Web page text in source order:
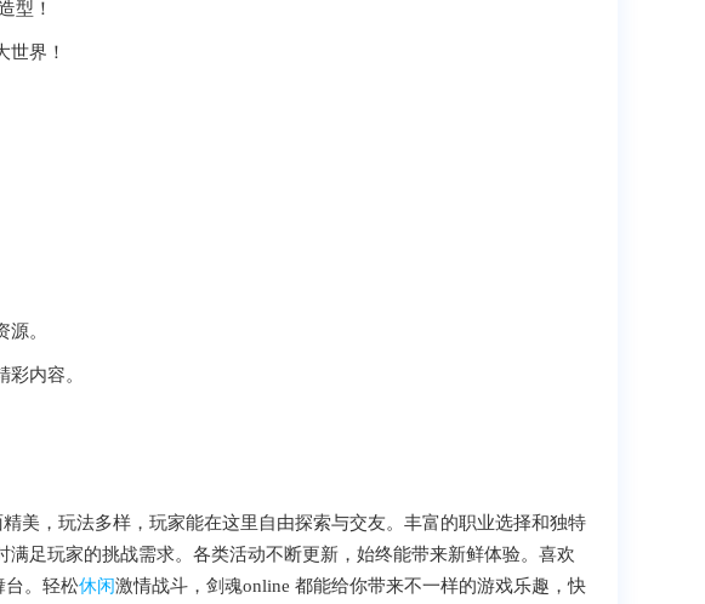
型！
世界！
。
内容。
美，玩法多样，玩家能在这里自由探索与交友。丰富的职业选择和独特
足玩家的挑战需求。各类活动不断更新，始终能带来新鲜体验。喜欢
台。轻松休闲激情战斗，剑魂online 都能给你带来不一样的游戏乐趣，快